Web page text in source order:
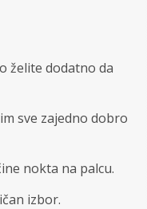
želite dodatno da
sve zajedno dobro
nokta na palcu.
izbor.